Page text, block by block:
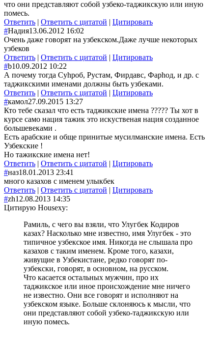
что они представляют собой узбеко-таджикскую или иную
помесь.
Ответить | Ответить с цитатой | Цитировать
#Надия13.06.2012 16:02
Очень даже говорят на узбекском.Даже лучше некоторых
узбеков
Ответить | Ответить с цитатой | Цитировать
#b10.09.2012 10:22
А почему тогда Суhроб, Рустам, Фирдавс, Фарhод, и др. с
таджикскими именами должны быть узбеками.
Ответить | Ответить с цитатой | Цитировать
#камол27.09.2015 13:27
Кто тебе сказал что есть таджикские имена ????? Ты хот в
курсе само нация тажик это искуственая нация созданное
большевеками .
Есть арабские и обще принитые мусилманские имена. Есть
Узбекские !
Но тажикские имена нет!
Ответить | Ответить с цитатой | Цитировать
#наз18.01.2013 23:41
много казахов с именем улыкбек
Ответить | Ответить с цитатой | Цитировать
#zh12.08.2013 14:35
Цитирую Housexy:
Рамиль, с чего вы взяли, что Улугбек Кодиров
казах? Насколько мне известно, имя Улугбек - это
типичное узбекское имя. Никогда не слышала про
казахов с таким именем. Кроме того, казахи,
живущие в Узбекистане, редко говорят по-
узбекски, говорят, в основном, на русском.
Что касается остальных мужчин, про их
таджикское или иное происхождение мне ничего
не известно. Они все говорят и исполняют на
узбекском языке. Больше склоняюсь к мысли, что
они представляют собой узбеко-таджикскую или
иную помесь.